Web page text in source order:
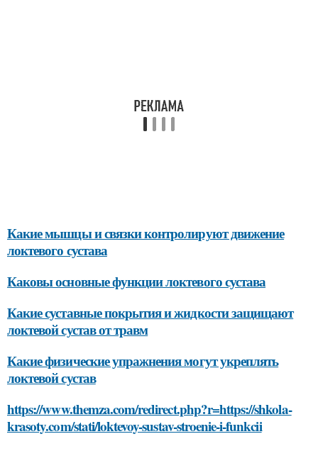
Какие мышцы и связки контролируют движение
локтевого сустава
Каковы основные функции локтевого сустава
Какие суставные покрытия и жидкости защищают
локтевой сустав от травм
Какие физические упражнения могут укреплять
локтевой сустав
https://www.themza.com/redirect.php?r=https://shkola-
krasoty.com/stati/loktevoy-sustav-stroenie-i-funkcii